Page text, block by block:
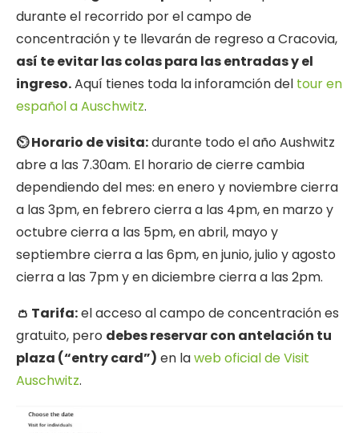
durante el recorrido por el campo de
concentración y te llevarán de regreso a Cracovia,
así te evitar las colas para las entradas y el
ingreso.Aquí tienes toda la inforamción del tour en
español a Auschwitz.
⏲ Horario de visita:durante todo el año Aushwitz
abre a las 7.30am. El horario de cierre cambia
dependiendo del mes: en enero y noviembre cierra
a las 3pm, en febrero cierra a las 4pm, en marzo y
octubre cierra a las 5pm, en abril, mayo y
septiembre cierra a las 6pm, en junio, julio y agosto
cierra a las 7pm y en diciembre cierra a las 2pm.
👛 Tarifa:el acceso al campo de concentración es
gratuito, pero debes reservar con antelación tu
plaza (“entry card”) en laweb oficial de Visit
Auschwitz.